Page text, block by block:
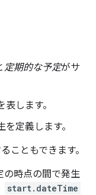
定期的な予定がサ
します。
定義します。
こともできます。
の時点の間で発生
start.dateTime